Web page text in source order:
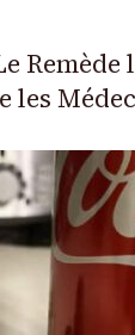
Remède
les